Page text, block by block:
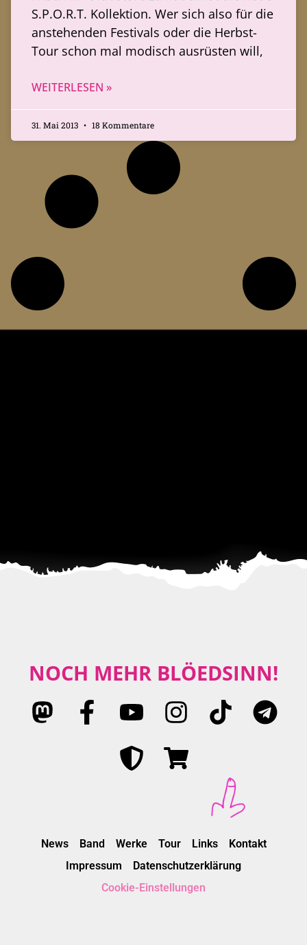
S.P.O.R.T. Kollektion. Wer sich also für die
anstehenden Festivals oder die Herbst-
Tour schon mal modisch ausrüsten will,
WEITERLESEN »
31. Mai 2013 18 Kommentare
NOCH MEHR BLÖEDSINN!
News Band Werke Tour Links
Kontakt
Impressum
Datenschutzerklärung
Cookie-Einstellungen